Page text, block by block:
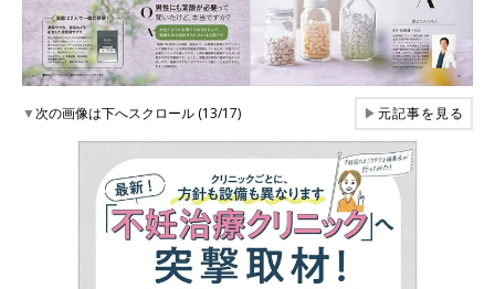
▼次の画像は下へスクロール (13/17) ▶元記事を見る